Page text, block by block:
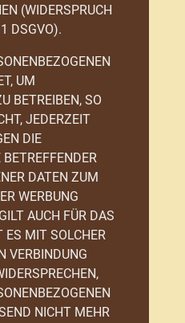
(WIDERSPRUCH
DSGVO).
UM
BETREIBEN, SO
JEDERZEIT
DIE
DATEN ZUM
WERBUNG
AUCH FÜR DAS
ES MIT SOLCHER
VERBINDUNG
NICHT MEHR